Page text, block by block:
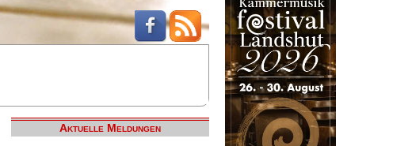
Aktuelle Meldungen